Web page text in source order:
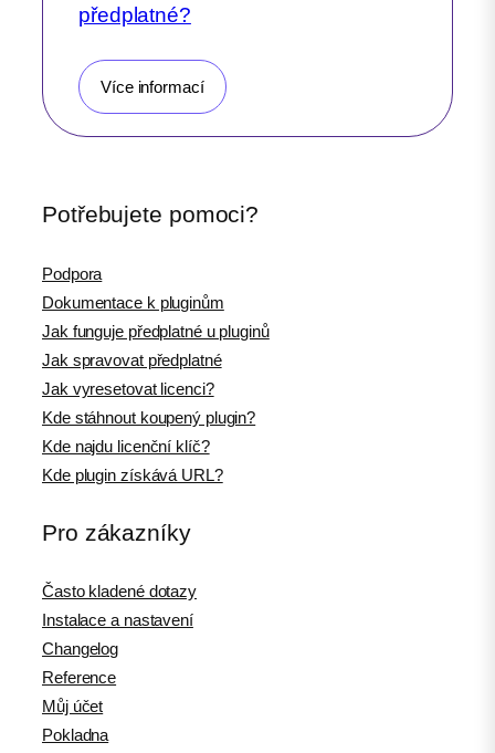
předplatné?
Více informací
Potřebujete pomoci?
Podpora
Dokumentace k pluginům
Jak funguje předplatné u pluginů
Jak spravovat předplatné
Jak vyresetovat licenci?
Kde stáhnout koupený plugin?
Kde najdu licenční klíč?
Kde plugin získává URL?
Pro zákazníky
Často kladené dotazy
Instalace a nastavení
Changelog
Reference
Můj účet
Pokladna